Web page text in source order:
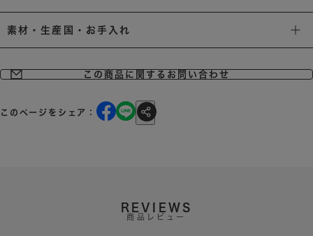
素材・生産国・お手入れ
この商品に関するお問い合わせ
このページをシェア：
REVIEWS
商品レビュー